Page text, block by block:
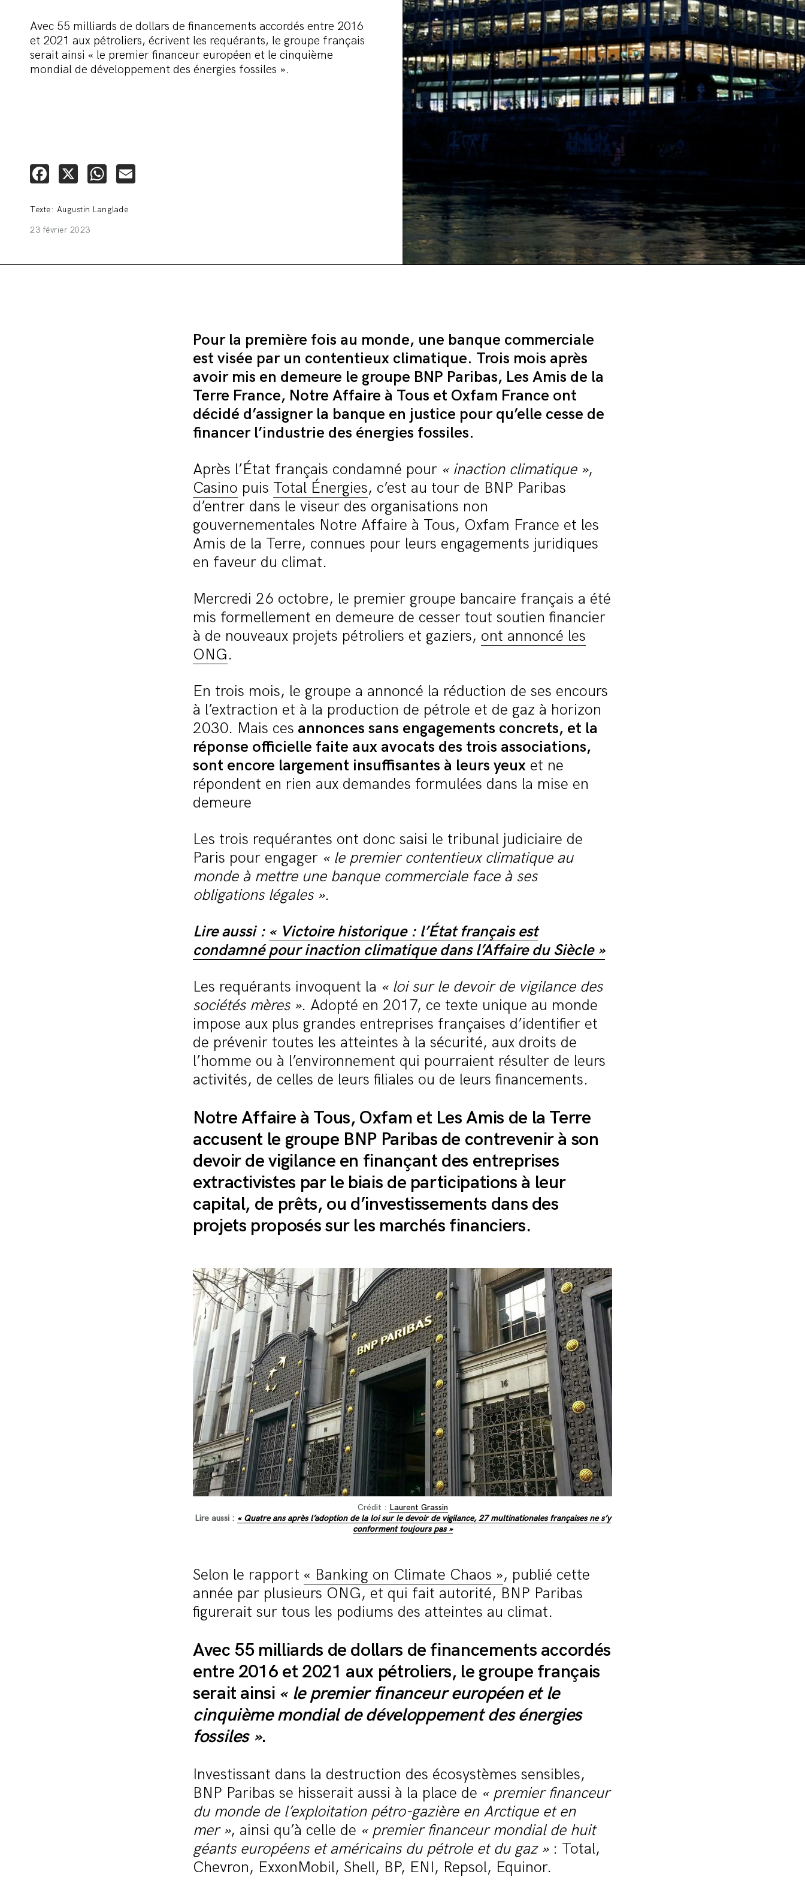
Avec 55 milliards de dollars de financements accordés entre 2016
et 2021 aux pétroliers, écrivent les requérants, le groupe français
serait ainsi « le premier financeur européen et le cinquième
mondial de développement des énergies fossiles ».
Facebook
X WhatsApp
Texte: Augustin Langlade
23 février 2023
Pour la première fois au monde, une banque commerciale
est visée par un contentieux climatique. Trois mois après
avoir mis en demeure le groupe BNP Paribas, Les Amis de la
Terre France, Notre Affaire à Tous et Oxfam France ont
décidé d’assigner la banque en justice pour qu’elle cesse de
financer l’industrie des énergies fossiles.
Après l’État français condamné pour « inaction climatique »,
Casino puis Total Énergies, c’est au tour de BNP Paribas
d’entrer dans le viseur des organisations non
gouvernementales Notre Affaire à Tous, Oxfam France et les
Amis de la Terre, connues pour leurs engagements juridiques
en faveur du climat.
Mercredi 26 octobre, le premier groupe bancaire français a été
mis formellement en demeure de cesser tout soutien financier
à de nouveaux projets pétroliers et gaziers, ont annoncé les
ONG.
En trois mois, le groupe a annoncé la réduction de ses encours
à l’extraction et à la production de pétrole et de gaz à horizon
2030. Mais ces annonces sans engagements concrets, et la
réponse officielle faite aux avocats des trois associations,
sont encore largement insuffisantes à leurs yeux et ne
répondent en rien aux demandes formulées dans la mise en
demeure
Les trois requérantes ont donc saisi le tribunal judiciaire de
Paris pour engager « le premier contentieux climatique au
monde à mettre une banque commerciale face à ses
obligations légales ».
Lire aussi : « Victoire historique : l’État français est
condamné pour inaction climatique dans l’Affaire du Siècle »
Les requérants invoquent la « loi sur le devoir de vigilance des
sociétés mères ». Adopté en 2017, ce texte unique au monde
impose aux plus grandes entreprises françaises d’identifier et
de prévenir toutes les atteintes à la sécurité, aux droits de
l’homme ou à l’environnement qui pourraient résulter de leurs
activités, de celles de leurs filiales ou de leurs financements.
Notre Affaire à Tous, Oxfam et Les Amis de la Terre
accusent le groupe BNP Paribas de contrevenir à son
devoir de vigilance en finançant des entreprises
extractivistes par le biais de participations à leur
capital, de prêts, ou d’investissements dans des
projets proposés sur les marchés financiers.
Crédit : Laurent Grassin
Lire aussi : « Quatre ans après l’adoption de la loi sur le devoir de vigilance, 27 multinationales françaises ne s’y
conforment toujours pas »
Selon le rapport « Banking on Climate Chaos », publié cette
année par plusieurs ONG, et qui fait autorité, BNP Paribas
figurerait sur tous les podiums des atteintes au climat.
Avec 55 milliards de dollars de financements accordés
entre 2016 et 2021 aux pétroliers, le groupe français
serait ainsi « le premier financeur européen et le
cinquième mondial de développement des énergies
fossiles ».
Investissant dans la destruction des écosystèmes sensibles,
BNP Paribas se hisserait aussi à la place de « premier financeur
du monde de l’exploitation pétro-gazière en Arctique et en
mer », ainsi qu’à celle de « premier financeur mondial de huit
géants européens et américains du pétrole et du gaz »: Total,
Chevron, ExxonMobil, Shell, BP, ENI, Repsol, Equinor.